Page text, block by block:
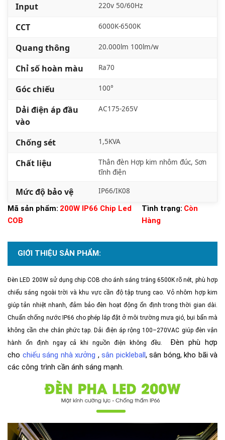
Input 220v 50/60Hz
CCT 6000K-6500K
Quang thông 20.000lm 100lm/w
Chỉ số hoàn màu Ra70
Góc chiếu 100°
Dải điện áp đầu
vào
AC175-265V
Chống sét 1,5KVA
Chất liệu
Thân đèn Hợp kim nhôm đúc, Sơn
tĩnh điện
Mức độ bảo vệ
IP66/IK08
Mã sản phẩm: 200W IP66 Chip Led
COB
Tình trạng: Còn
Hàng
GIỚI THIỆU SẢN PHẨM:
Đèn LED 200W sử dụng chip COB cho ánh sáng trắng 6500K rõ nét, phù hợp
chiếu sáng ngoài trời và khu vực cần độ tập trung cao. Vỏ nhôm hợp kim
giúp tản nhiệt nhanh, đảm bảo đèn hoạt động ổn định trong thời gian dài.
Chuẩn chống nước IP66 cho phép lắp đặt ở môi trường mưa gió, bụi bẩn mà
không cần che chắn phức tạp. Dải điện áp rộng 100–270VAC giúp đèn vận
hành ổn định ngay cả khi nguồn điện không đều.
Đèn phù hợp
cho chiếu sáng nhà xưởng , sân pickleball, sân bóng, kho bãi và
các công trình cần ánh sáng mạnh.